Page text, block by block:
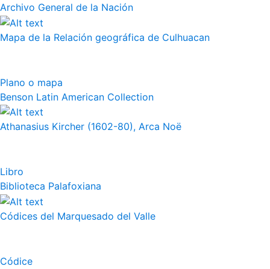
Archivo General de la Nación
Mapa de la Relación geográfica de Culhuacan
Plano o mapa
Benson Latin American Collection
Athanasius Kircher (1602-80), Arca Noë
Libro
Biblioteca Palafoxiana
Códices del Marquesado del Valle
Códice